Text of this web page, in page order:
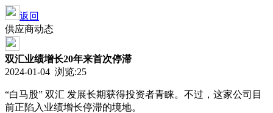
返回
供应商动态
双汇业绩增长20年来首次停滞
2024-01-04 浏览:25
“白马股” 双汇 发展长期获得投资者青睐。不过，这家公司目
前正陷入业绩增长停滞的境地。